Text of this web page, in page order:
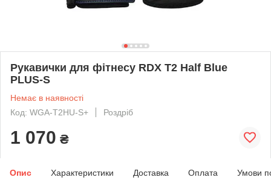
Рукавички для фітнесу RDX T2 Half Blue
PLUS-S
Немає в наявності
Код: WGA-T2HU-S+
Роздріб
1 070 ₴
Опис Характеристики Доставка Оплата Умови